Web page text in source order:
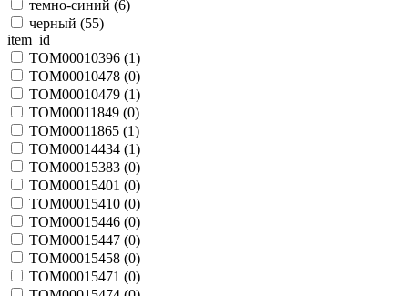
темно-синий (6)
черный (55)
item_id
TOM00010396 (1)
TOM00010478 (0)
TOM00010479 (1)
TOM00011849 (0)
TOM00011865 (1)
TOM00014434 (1)
TOM00015383 (0)
TOM00015401 (0)
TOM00015410 (0)
TOM00015446 (0)
TOM00015447 (0)
TOM00015458 (0)
TOM00015471 (0)